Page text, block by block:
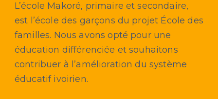
L’école Makoré, primaire et secondaire,
est l’école des garçons du projet École des
familles. Nous avons opté pour une
éducation différenciée et souhaitons
contribuer à l’amélioration du système
éducatif ivoirien.